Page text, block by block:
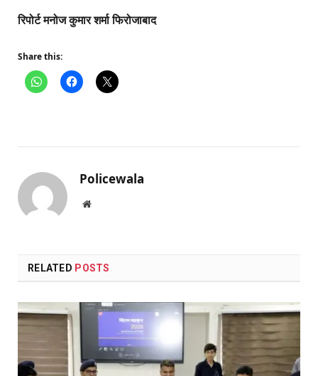
रिपोर्ट मनोज कुमार शर्मा फिरोजाबाद
Share this:
Policewala
Website
RELATED POSTS